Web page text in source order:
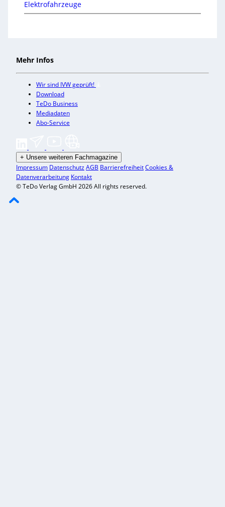
Elektrofahrzeuge
Mehr Infos
Wir sind IVW geprüft!
Download
TeDo Business
Mediadaten
Abo-Service
+ Unsere weiteren Fachmagazine
Impressum DatenschutzAGB BarrierefreiheitCookies &
Datenverarbeitung Kontakt
© TeDo Verlag GmbH 2026 All rights reserved.